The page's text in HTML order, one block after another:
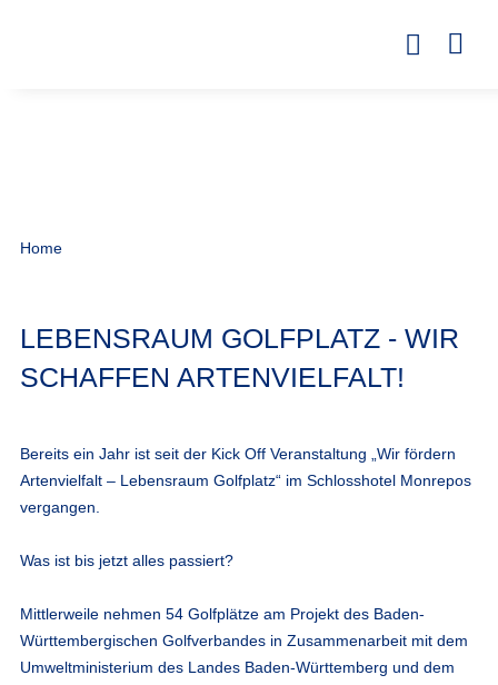
Home
LEBENSRAUM GOLFPLATZ - WIR
SCHAFFEN ARTENVIELFALT!
Bereits ein Jahr ist seit der Kick Off Veranstaltung „Wir fördern
Artenvielfalt – Lebensraum Golfplatz“ im Schlosshotel Monrepos
vergangen.
Was ist bis jetzt alles passiert?
Mittlerweile nehmen 54 Golfplätze am Projekt des Baden-
Württembergischen Golfverbandes in Zusammenarbeit mit dem
Umweltministerium des Landes Baden-Württemberg und dem